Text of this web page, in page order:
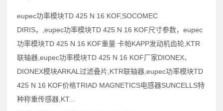
eupec功率模块TD 425 N 16 KOF,SOCOMEC
DIRIS，,eupec功率模块TD 425 N 16 KOF尺寸参数，eupec
功率模块TD 425 N 16 KOF重量 卡帕KAPP发动机齿轮,KTR
联轴器,eupec功率模块TD 425 N 16 KOF厂家DIONEX、
DIONEX模块ARKAL过滤叠片,KTR联轴器,eupec功率模块TD
425 N 16 KOF价格TRIAD MAGNETICS电感器SUNCELLS特
种称重传感器,KT...